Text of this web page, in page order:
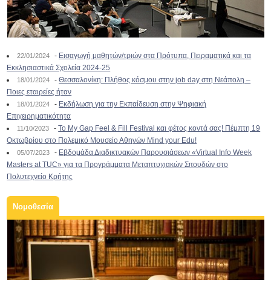
22/01/2024 - Εισαγωγή μαθητών/τριών στα Πρότυπα, Πειραματικά και τα
Εκκλησιαστικά Σχολεία 2024-25
18/01/2024 -Θεσσαλονίκη: Πλήθος κόσμου στην job day στη Νεάπολη –
Ποιες εταιρείες ήταν
18/01/2024 - Εκδήλωση για την Εκπαίδευση στην Ψηφιακή
Επιχειρηματικότητα
11/10/2023 -To My Gap Feel & Fill Festival και φέτος κοντά σας! Πέμπτη 19
Οκτωβρίου στο Πολεμικό Μουσείο Αθηνών Mind your Edu!
05/07/2023 - Εβδομάδα Διαδικτυακών Παρουσιάσεων «Virtual Info Week
Masters at TUC» για τα Προγράμματα Μεταπτυχιακών Σπουδών στο
Πολυτεχνείο Κρήτης
Νομοθεσία